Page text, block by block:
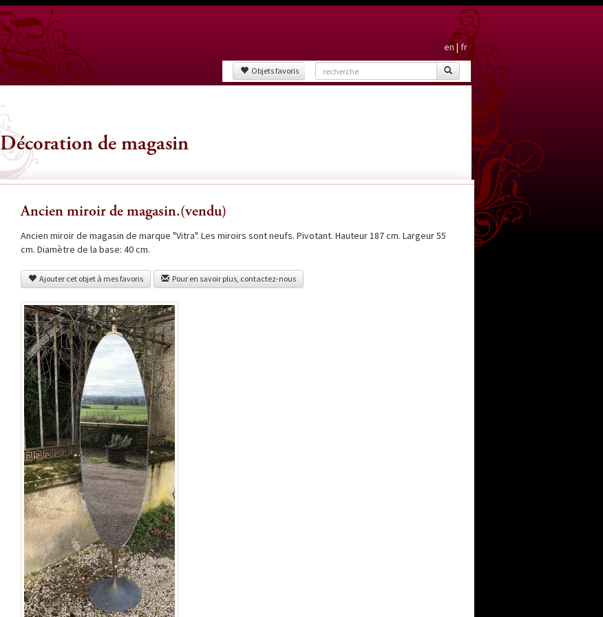
en|fr
Objets favoris
Décoration de magasin
Ancien miroir de magasin.(vendu)
Ancien miroir de magasin de marque "Vitra". Les miroirs sont neufs. Pivotant. Hauteur 187 cm. Largeur 55
cm. Diamètre de la base: 40 cm.
Ajouter cet objet à mes favoris Pour en savoir plus, contactez-nous